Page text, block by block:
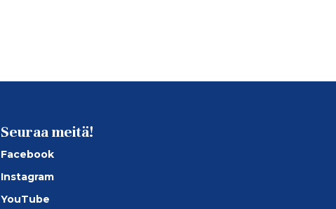
Seuraa meitä!
Facebook
Instagram
YouTube